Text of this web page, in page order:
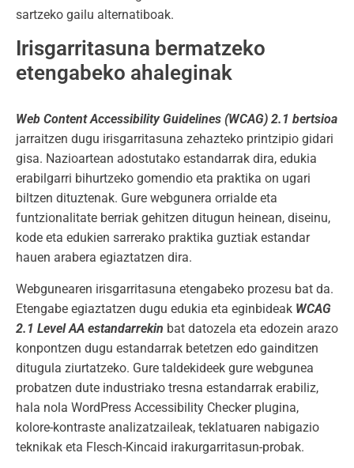
sartzeko gailu alternatiboak.
Irisgarritasuna bermatzeko
etengabeko ahaleginak
Web Content Accessibility Guidelines (WCAG) 2.1 bertsioa
jarraitzen dugu irisgarritasuna zehazteko printzipio gidari
gisa. Nazioartean adostutako estandarrak dira, edukia
erabilgarri bihurtzeko gomendio eta praktika on ugari
biltzen dituztenak. Gure webgunera orrialde eta
funtzionalitate berriak gehitzen ditugun heinean, diseinu,
kode eta edukien sarrerako praktika guztiak estandar
hauen arabera egiaztatzen dira.
Webgunearen irisgarritasuna etengabeko prozesu bat da.
Etengabe egiaztatzen dugu edukia eta eginbideak WCAG
2.1 Level AA estandarrekin bat datozela eta edozein arazo
konpontzen dugu estandarrak betetzen edo gainditzen
ditugula ziurtatzeko. Gure taldekideek gure webgunea
probatzen dute industriako tresna estandarrak erabiliz,
hala nola WordPress Accessibility Checker plugina,
kolore-kontraste analizatzaileak, teklatuaren nabigazio
teknikak eta Flesch-Kincaid irakurgarritasun-probak.